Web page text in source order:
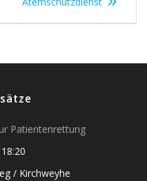
Patientenrettung
18:20
/ Kirchweyhe